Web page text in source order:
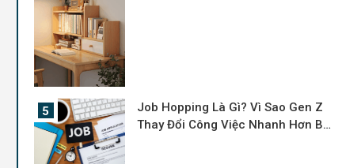
Job Hopping Là Gì? Vì Sao Gen Z
Thay Đổi Công Việc Nhanh Hơn Bao